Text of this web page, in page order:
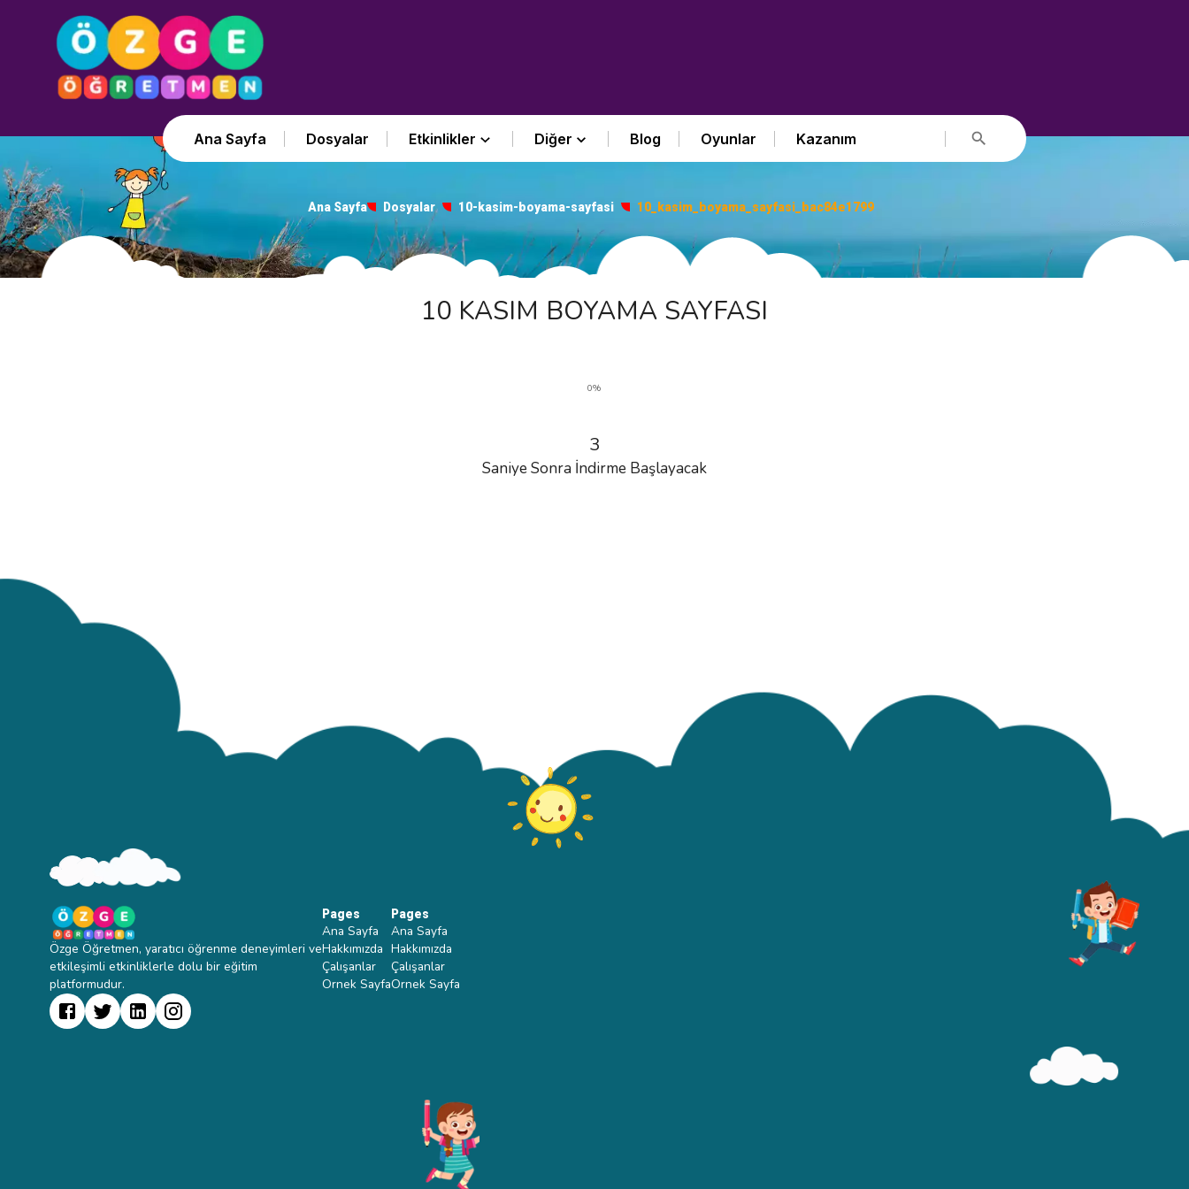
Ana Sayfa Dosyalar Etkinlikler Diğer Blog Oyunlar Kazanım
Ana Sayfa Dosyalar 10-kasim-boyama-sayfasi 10_kasim_boyama_sayfasi_bac84e1799
10 KASIM BOYAMA SAYFASI
0%
3
Saniye Sonra İndirme Başlayacak
Özge Öğretmen, yaratıcı öğrenme deneyimleri ve
etkileşimli etkinliklerle dolu bir eğitim
platformudur.
Pages
Ana Sayfa
Hakkımızda
Çalışanlar
Ornek Sayfa
Pages
Ana Sayfa
Hakkımızda
Çalışanlar
Ornek Sayfa